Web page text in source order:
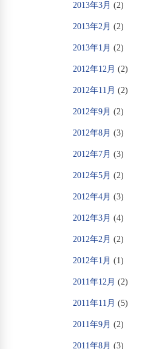
2013年3月 (2)
2013年2月 (2)
2013年1月 (2)
2012年12月 (2)
2012年11月 (2)
2012年9月 (2)
2012年8月 (3)
2012年7月 (3)
2012年5月 (2)
2012年4月 (3)
2012年3月 (4)
2012年2月 (2)
2012年1月 (1)
2011年12月 (2)
2011年11月 (5)
2011年9月 (2)
2011年8月 (3)